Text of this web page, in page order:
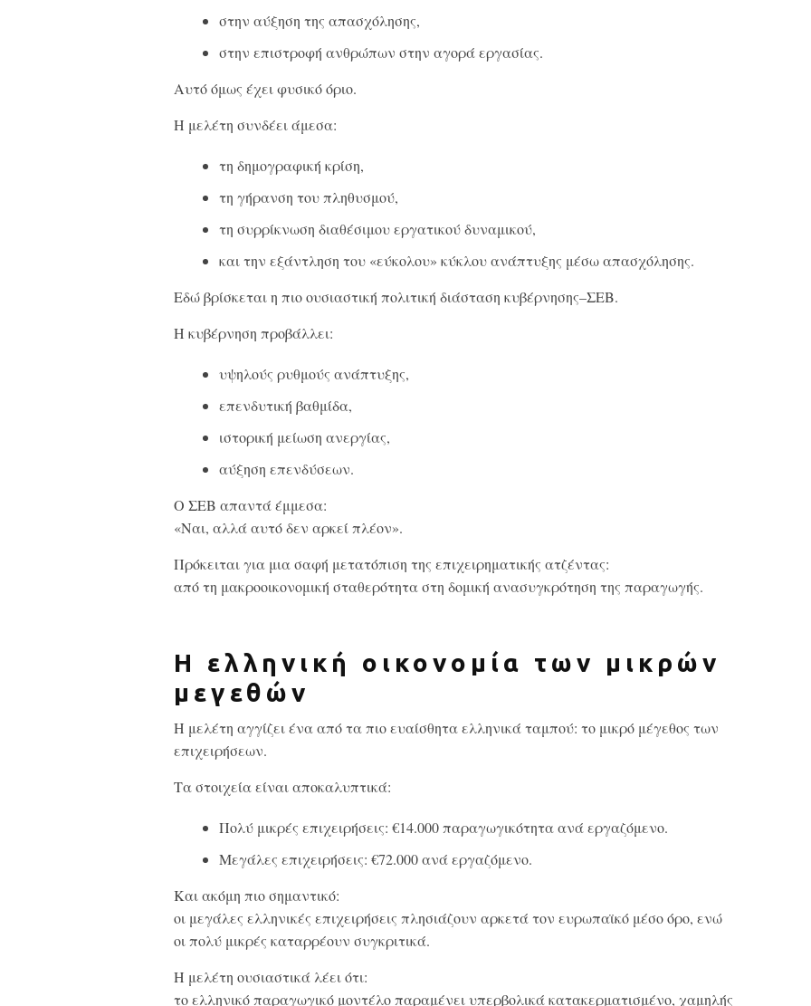
στην αύξηση της απασχόλησης,
στην επιστροφή ανθρώπων στην αγορά εργασίας.
Αυτό όμως έχει φυσικό όριο.
Η μελέτη συνδέει άμεσα:
τη δημογραφική κρίση,
τη γήρανση του πληθυσμού,
τη συρρίκνωση διαθέσιμου εργατικού δυναμικού,
και την εξάντληση του «εύκολου» κύκλου ανάπτυξης μέσω απασχόλησης.
Εδώ βρίσκεται η πιο ουσιαστική πολιτική διάσταση κυβέρνησης–ΣΕΒ.
Η κυβέρνηση προβάλλει:
υψηλούς ρυθμούς ανάπτυξης,
επενδυτική βαθμίδα,
ιστορική μείωση ανεργίας,
αύξηση επενδύσεων.
Ο ΣΕΒ απαντά έμμεσα:
«Ναι, αλλά αυτό δεν αρκεί πλέον».
Πρόκειται για μια σαφή μετατόπιση της επιχειρηματικής ατζέντας:
από τη μακροοικονομική σταθερότητα στη δομική ανασυγκρότηση της παραγωγής.
Η ελληνική οικονομία των μικρών
μεγεθών
Η μελέτη αγγίζει ένα από τα πιο ευαίσθητα ελληνικά ταμπού: το μικρό μέγεθος των
επιχειρήσεων.
Τα στοιχεία είναι αποκαλυπτικά:
Πολύ μικρές επιχειρήσεις: €14.000 παραγωγικότητα ανά εργαζόμενο.
Μεγάλες επιχειρήσεις: €72.000 ανά εργαζόμενο.
Και ακόμη πιο σημαντικό:
οι μεγάλες ελληνικές επιχειρήσεις πλησιάζουν αρκετά τον ευρωπαϊκό μέσο όρο, ενώ
οι πολύ μικρές καταρρέουν συγκριτικά.
Η μελέτη ουσιαστικά λέει ότι:
το ελληνικό παραγωγικό μοντέλο παραμένει υπερβολικά κατακερματισμένο, χαμηλής